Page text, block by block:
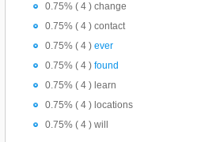
0.75% ( 4 ) change
0.75% ( 4 ) contact
0.75% ( 4 ) ever
0.75% ( 4 ) found
0.75% ( 4 ) learn
0.75% ( 4 ) locations
0.75% ( 4 ) will